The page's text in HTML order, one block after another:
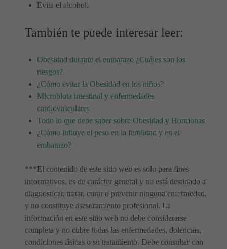
Evita el alcohol.
También te puede interesar leer:
Obesidad durante el embarazo ¿Cuáles son los
riesgos?
¿Cómo evitar la Obesidad en los niños?
Microbiota intestinal y enfermedades
cardiovasculares
Todo lo que debe saber sobre Obesidad y Hormonas
¿Cómo influye el peso en la fertilidad y en el
embarazo?
***El contenido de este sitio web es solo para fines
informativos, es de carácter general y no está destinado a
diagnosticar, tratar, curar o prevenir ninguna enfermedad,
y no constituye asesoramiento profesional. La
información en este sitio web no debe considerarse
completa y no cubre todas las enfermedades, dolencias,
condiciones físicas o su tratamiento. Debe consultar con